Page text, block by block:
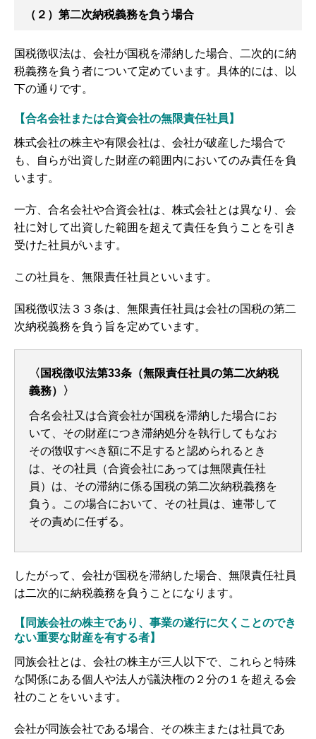
（２）第二次納税義務を負う場合
国税徴収法は、会社が国税を滞納した場合、二次的に納
税義務を負う者について定めています。具体的には、以
下の通りです。
【合名会社または合資会社の無限責任社員】
株式会社の株主や有限会社は、会社が破産した場合で
も、自らが出資した財産の範囲内においてのみ責任を負
います。
一方、合名会社や合資会社は、株式会社とは異なり、会
社に対して出資した範囲を超えて責任を負うことを引き
受けた社員がいます。
この社員を、無限責任社員といいます。
国税徴収法３３条は、無限責任社員は会社の国税の第二
次納税義務を負う旨を定めています。
〈国税徴収法第33条（無限責任社員の第二次納税
義務）〉
合名会社又は合資会社が国税を滞納した場合にお
いて、その財産につき滞納処分を執行してもなお
その徴収すべき額に不足すると認められるとき
は、その社員（合資会社にあっては無限責任社
員）は、その滞納に係る国税の第二次納税義務を
負う。この場合において、その社員は、連帯して
その責めに任ずる。
したがって、会社が国税を滞納した場合、無限責任社員
は二次的に納税義務を負うことになります。
【同族会社の株主であり、事業の遂行に欠くことのでき
ない重要な財産を有する者】
同族会社とは、会社の株主が三人以下で、これらと特殊
な関係にある個人や法人が議決権の２分の１を超える会
社のことをいいます。
会社が同族会社である場合、その株主または社員であ